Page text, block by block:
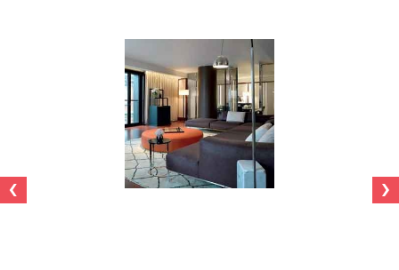
‹
›